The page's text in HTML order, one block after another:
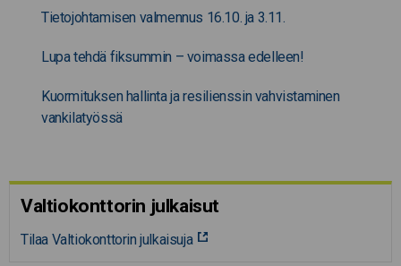
Tietojohtamisen valmennus 16.10. ja 3.11.
Lupa tehdä fiksummin – voimassa edelleen!
Kuormituksen hallinta ja resilienssin vahvistaminen
vankilatyössä
Valtiokonttorin julkaisut
Tilaa Valtiokonttorin julkaisuja